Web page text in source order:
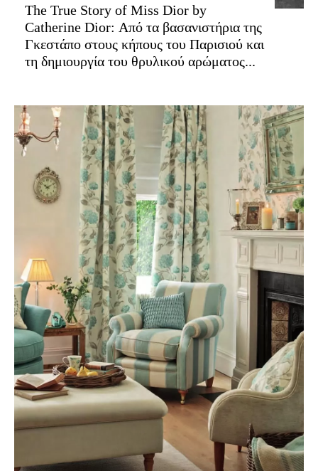
The True Story of Miss Dior by
Catherine Dior: Από τα βασανιστήρια της
Γκεστάπο στους κήπους του Παρισιού και
τη δημιουργία του θρυλικού αρώματος...